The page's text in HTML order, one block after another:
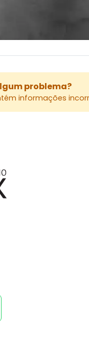
problema?
informações